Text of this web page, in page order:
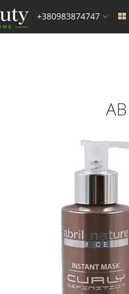
+380983874747